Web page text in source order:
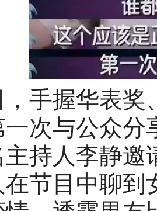
握华表奖
次与公众分
主持人李静
在节目中聊